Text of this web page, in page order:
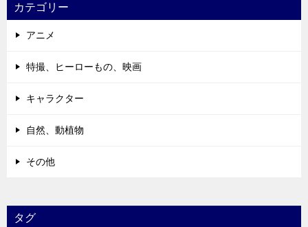
シ
ョ
カテゴリー
アニメ
特撮、ヒーローもの、映画
キャラクター
自然、動植物
その他
タグ